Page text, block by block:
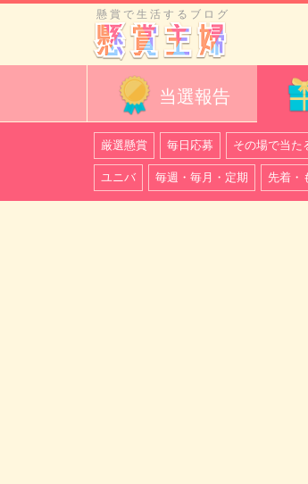
懸賞で生活するブログ
当選報告
厳選懸賞 毎日応募 その場で当た
ユニバ 毎週・毎月・定期 先着・